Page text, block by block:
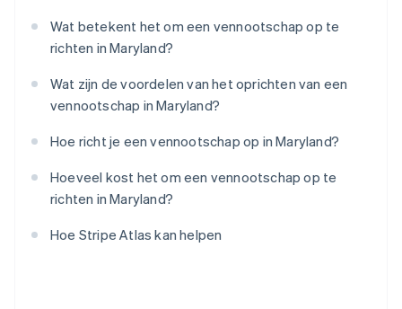
Open een zakelijke bankrekening
Wat betekent het om een vennootschap op te
richten in Maryland?
Wat zijn de voordelen van het oprichten van een
vennootschap in Maryland?
Hoe richt je een vennootschap op in Maryland?
Hoeveel kost het om een vennootschap op te
richten in Maryland?
Hoe Stripe Atlas kan helpen